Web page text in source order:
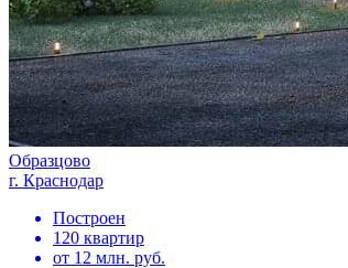
Образцово
г. Краснодар
Построен
120 квартир
от 12 млн. руб.